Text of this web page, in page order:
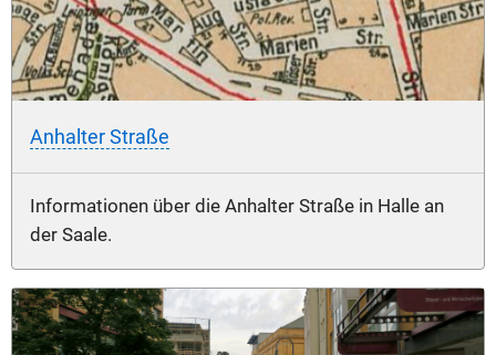
Anhalter Straße
Informationen über die Anhalter Straße in Halle an
der Saale.